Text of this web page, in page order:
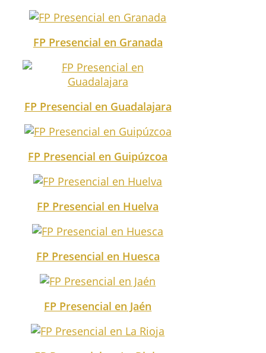
FP Presencial en Granada
FP Presencial en Guadalajara
FP Presencial en Guipúzcoa
FP Presencial en Huelva
FP Presencial en Huesca
FP Presencial en Jaén